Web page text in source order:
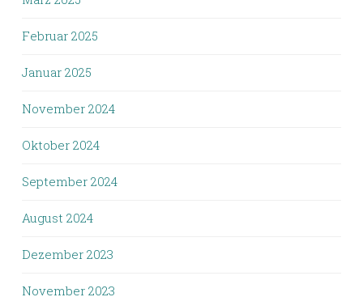
Februar 2025
Januar 2025
November 2024
Oktober 2024
September 2024
August 2024
Dezember 2023
November 2023